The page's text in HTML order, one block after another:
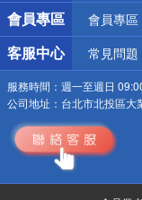
會員專區 會員專區
客服中心 常見問題
服務時間： 週一至週日
公司地址： 台北市北投區大